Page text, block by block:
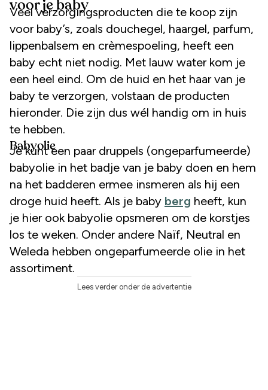
voor je baby
Veel verzorgingsproducten die te koop zijn
voor baby’s, zoals douchegel, haargel, parfum,
lippenbalsem en crèmespoeling, heeft een
baby echt niet nodig. Met lauw water kom je
een heel eind. Om de huid en het haar van je
baby te verzorgen, volstaan de producten
hieronder. Die zijn dus wél handig om in huis
te hebben.
Babyolie
Je kunt een paar druppels (ongeparfumeerde)
babyolie in het badje van je baby doen en hem
na het badderen ermee insmeren als hij een
droge huid heeft. Als je baby berg heeft, kun
je hier ook babyolie opsmeren om de korstjes
los te weken. Onder andere Naïf, Neutral en
Weleda hebben ongeparfumeerde olie in het
assortiment.
Lees verder onder de advertentie